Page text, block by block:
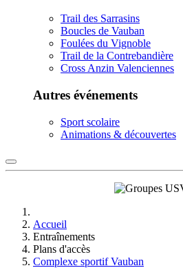
Trail des Sarrasins
Boucles de Vauban
Foulées du Vignoble
Trail de la Contrebandière
Cross Anzin Valenciennes
Autres événements
Sport scolaire
Animations & découvertes
Accueil
Entraînements
Plans d'accès
Complexe sportif Vauban